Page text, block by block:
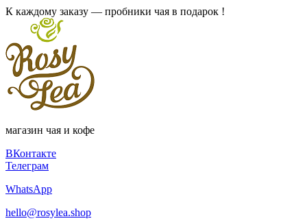
К каждому заказу — пробники чая в подарок !
магазин чая и кофе
ВКонтакте
Телеграм
WhatsApp
hello@rosylea.shop